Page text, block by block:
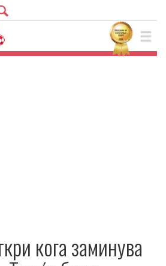
кога заминува